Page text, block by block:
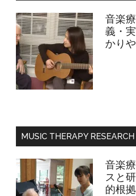
ル
音楽
義・
かり
MUSIC THERAPY RESEARCH
音楽
スと
的根